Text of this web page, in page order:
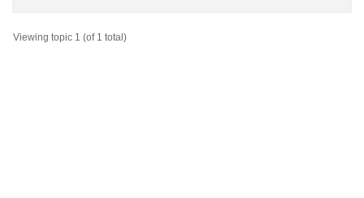
Viewing topic 1 (of 1 total)